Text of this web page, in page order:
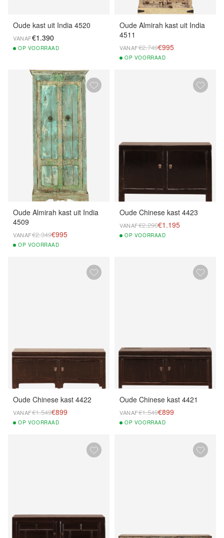
Oude kast uit India 4520
VANAF€1.390
OP VOORRAAD
Oude Almirah kast uit India
4511
VANAF€2.749€995
OP VOORRAAD
Oude Almirah kast uit India
4509
VANAF€2.349€995
OP VOORRAAD
Oude Chinese kast 4423
VANAF€2.290€1.195
OP VOORRAAD
Oude Chinese kast 4422
VANAF€1.549€899
OP VOORRAAD
Oude Chinese kast 4421
VANAF€1.549€899
OP VOORRAAD